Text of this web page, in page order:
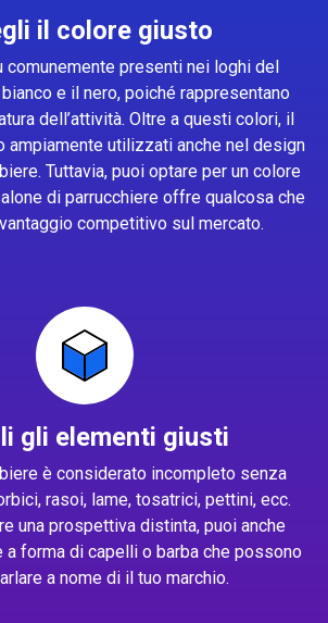
il colore giusto
comunemente presenti nei loghi del
e il nero, poiché rappresentano
dell’attività. Oltre a questi colori, il
ampiamente utilizzati anche nel design
Tuttavia, puoi optare per un colore
di parrucchiere offre qualcosa che
competitivo sul mercato.
gli elementi giusti
è considerato incompleto senza
rasoi, lame, tosatrici, pettini, ecc.
una prospettiva distinta, puoi anche
forma di capelli o barba che possono
a nome di il tuo marchio.